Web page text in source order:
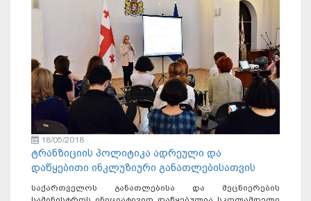
18/05/2018
ტრანზიციის პოლიტიკა ადრეული და
დაწყებითი ინკლუზიური განათლებისათვის
საქართველოს განათლებისა და მეცნიერების